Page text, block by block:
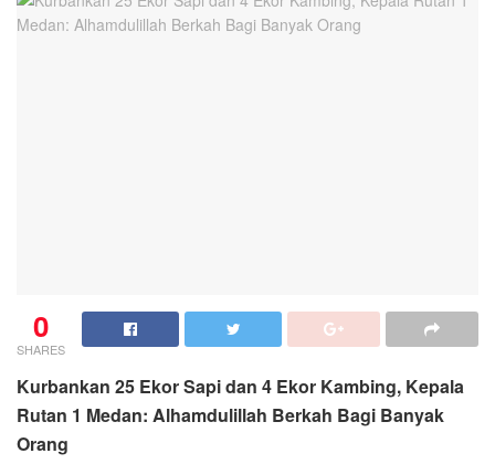
0
SHARES
Kurbankan 25 Ekor Sapi dan 4 Ekor Kambing, Kepala
Rutan 1 Medan: Alhamdulillah Berkah Bagi Banyak
Orang